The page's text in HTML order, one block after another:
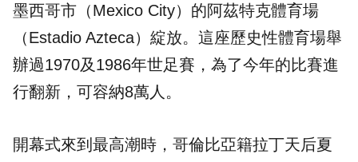
墨西哥市（Mexico City）的阿茲特克體育場
（Estadio Azteca）綻放。這座歷史性體育場舉
辦過1970及1986年世足賽，為了今年的比賽進
行翻新，可容納8萬人。
開幕式來到最高潮時，哥倫比亞籍拉丁天后夏